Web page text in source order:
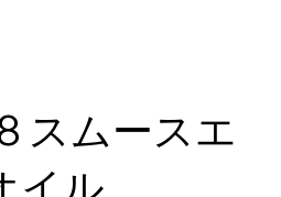
スムースエ
イル